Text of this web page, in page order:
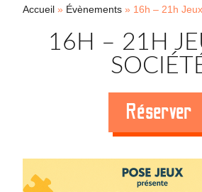
Accueil » Évènements » 16h – 21h
16H – 21H
Réserver